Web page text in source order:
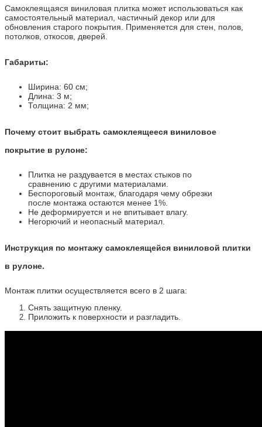
Самоклеящаяся виниловая плитка может использоваться как
самостоятельный материал, частичный декор или для
обновления старого покрытия. Применяется для стен, полов,
потолков, откосов, дверей.
Габариты:
Ширина: 60 см;
Длина: 3 м;
Толщина: 2 мм;
Почему стоит выбрать самоклеящееся виниловое
покрытие в рулоне:
Плитка не раздувается в местах стыков по
сравнению с другими материалами.
Беспороговый монтаж, благодаря чему обрезки
после монтажа остаются менее 1%.
Не деформируется и не впитывает влагу.
Негорючий и неопасный материал.
Инструкция по монтажу самоклеящейся виниловой плитки
в рулоне.
Монтаж плитки осуществляется всего в 2 шага:
Снять защитную пленку.
Приложить к поверхности и разгладить.